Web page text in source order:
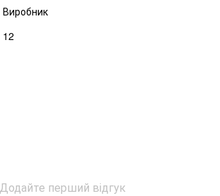
Виробник
12
Додайте перший відгук